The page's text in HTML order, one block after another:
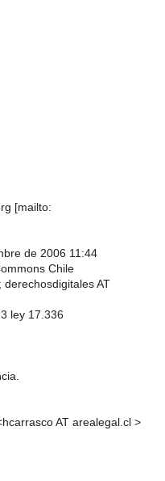
[mailto:
de 2006 11:44
Chile
derechosdigitales AT
ley 17.336
AT arealegal.cl >